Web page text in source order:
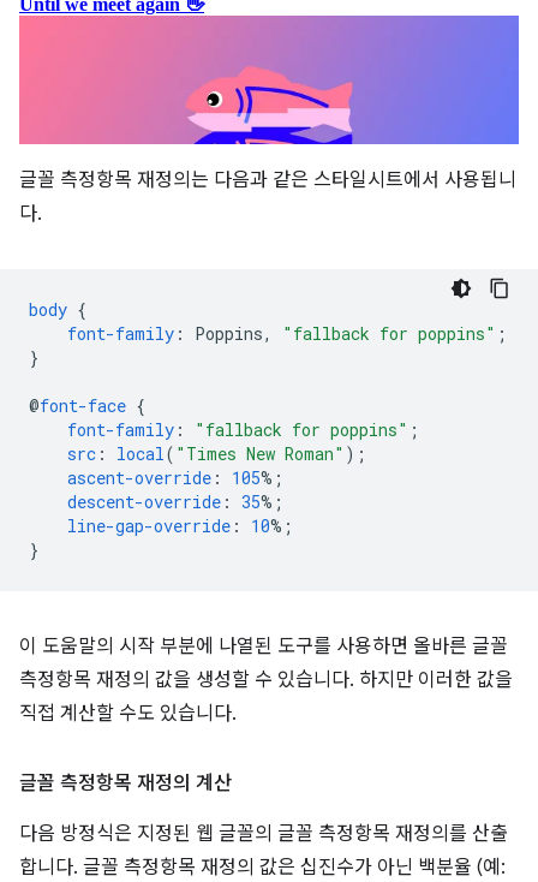
글꼴 측정항목 재정의는 다음과 같은 스타일시트에서 사용됩니
다.
body {
font-family : Poppins, "fallback for poppins" ;
}
@font-face {
font-family : "fallback for poppins" ;
src : local( "Times New Roman" );
ascent-override : 105%;
descent-override : 35%;
line-gap-override : 10%;
}
이 도움말의 시작 부분에 나열된 도구를 사용하면 올바른 글꼴
측정항목 재정의 값을 생성할 수 있습니다. 하지만 이러한 값을
직접 계산할 수도 있습니다.
글꼴 측정항목 재정의 계산
다음 방정식은 지정된 웹 글꼴의 글꼴 측정항목 재정의를 산출
합니다. 글꼴 측정항목 재정의 값은 십진수가 아닌 백분율 (예: